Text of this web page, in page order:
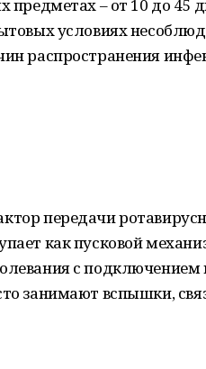
предметах – от 10 до 45
условиях
распространения
передачи
как пусковой
с подключением
занимают вспышки,